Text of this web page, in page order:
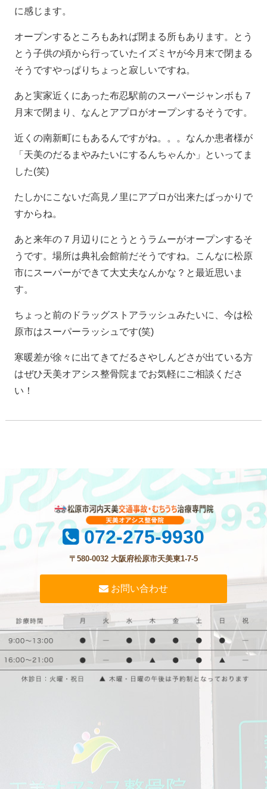
に感じます。
オープンするところもあれば閉まる所もあります。とう
とう子供の頃から行っていたイズミヤが今月末で閉まる
そうですやっぱりちょっと寂しいですね。
あと実家近くにあった布忍駅前のスーパージャンボも７
月末で閉まり、なんとアプロがオープンするそうです。
近くの南新町にもあるんですがね。。。なんか患者様が
「天美のだるまやみたいにするんちゃんか」といってま
した(笑)
たしかにこないだ高見ノ里にアプロが出来たばっかりで
すからね。
あと来年の７月辺りにとうとうラムーがオープンするそ
うです。場所は典礼会館前だそうですね。こんなに松原
市にスーパーができて大丈夫なんかな？と最近思いま
す。
ちょっと前のドラッグストアラッシュみたいに、今は松
原市はスーパーラッシュです(笑)
寒暖差が徐々に出てきてだるさやしんどさが出ている方
はぜひ天美オアシス整骨院までお気軽にご相談くださ
い！
072-275-9930
〒580-0032 大阪府松原市天美東1-7-5
お問い合わせ